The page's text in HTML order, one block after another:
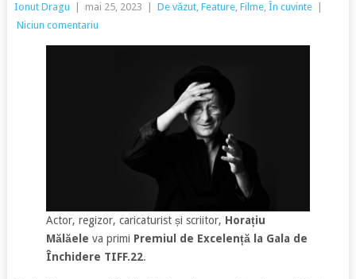
Ionut Dragu mai 25, 2023 De văzut, Feature, Filme, În cuvinte
Niciun comentariu
Actor, regizor, caricaturist și scriitor, Horațiu
Mălăele va primi Premiul de Excelență la Gala de
Închidere TIFF.22.